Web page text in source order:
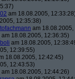
am 18.08.2005,
12:35:38)
am
am 18.08.2005, 12:36:35)
am 18.08.2005,
12:39:55)
18.08.2005, 12:42:45)
12:43:53)
am 18.08.2005, 12:44:26)